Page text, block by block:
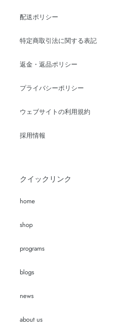
配送ポリシー
特定商取引法に関する表記
返金・返品ポリシー
プライバシーポリシー
ウェブサイトの利用規約
採用情報
クイックリンク
home
shop
programs
blogs
news
about us